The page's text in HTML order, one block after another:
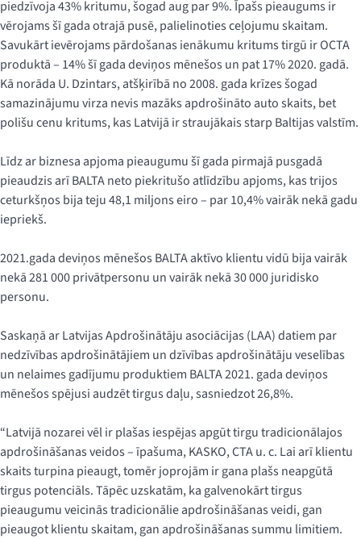
piedzīvoja 43% kritumu, šogad aug par 9%. Īpašs pieaugums ir
vērojams šī gada otrajā pusē, palielinoties ceļojumu skaitam.
Savukārt ievērojams pārdošanas ienākumu kritums tirgū ir OCTA
produktā – 14% šī gada deviņos mēnešos un pat 17% 2020. gadā.
Kā norāda U. Dzintars, atšķirībā no 2008. gada krīzes šogad
samazinājumu virza nevis mazāks apdrošināto auto skaits, bet
polišu cenu kritums, kas Latvijā ir straujākais starp Baltijas valstīm.
Līdz ar biznesa apjoma pieaugumu šī gada pirmajā pusgadā
pieaudzis arī BALTA neto piekritušo atlīdzību apjoms, kas trijos
ceturkšņos bija teju 48,1 miljons eiro – par 10,4% vairāk nekā gadu
iepriekš.
2021.gada deviņos mēnešos BALTA aktīvo klientu vidū bija vairāk
nekā 281 000 privātpersonu un vairāk nekā 30 000 juridisko
personu.
Saskaņā ar Latvijas Apdrošinātāju asociācijas (LAA) datiem par
nedzīvības apdrošinātājiem un dzīvības apdrošinātāju veselības
un nelaimes gadījumu produktiem BALTA 2021. gada deviņos
mēnešos spējusi audzēt tirgus daļu, sasniedzot 26,8%.
“Latvijā nozarei vēl ir plašas iespējas apgūt tirgu tradicionālajos
apdrošināšanas veidos – īpašuma, KASKO, CTA u. c. Lai arī klientu
skaits turpina pieaugt, tomēr joprojām ir gana plašs neapgūtā
tirgus potenciāls. Tāpēc uzskatām, ka galvenokārt tirgus
pieaugumu veicinās tradicionālie apdrošināšanas veidi, gan
pieaugot klientu skaitam, gan apdrošināšanas summu limitiem.